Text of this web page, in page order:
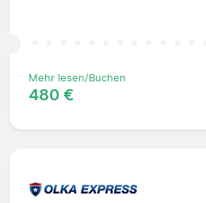
Mehr lesen/Buchen
480 €